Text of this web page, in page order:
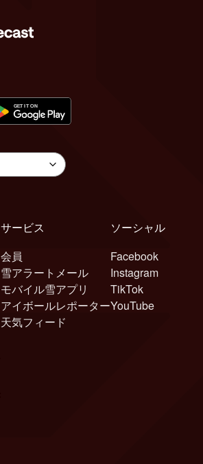
サービス
会員
雪アラートメール
モバイル雪アプリ
アイボールレポーター
天気フィード
ソーシャル
Facebook
Instagram
TikTok
YouTube